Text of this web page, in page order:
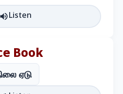
Listen
Book
ஏடு